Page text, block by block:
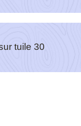
tuile 30